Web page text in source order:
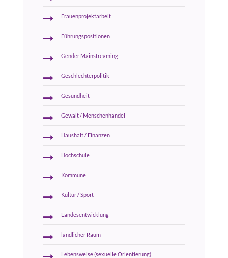
Frauenprojektarbeit
Führungspositionen
Gender Mainstreaming
Geschlechterpolitik
Gesundheit
Gewalt / Menschenhandel
Haushalt / Finanzen
Hochschule
Kommune
Kultur / Sport
Landesentwicklung
ländlicher Raum
Lebensweise (sexuelle Orientierung)